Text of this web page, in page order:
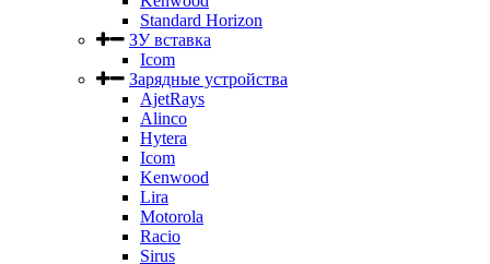
Standard Horizon
ЗУ вставка
Icom
Зарядные устройства
AjetRays
Alinco
Hytera
Icom
Kenwood
Lira
Motorola
Racio
Sirus